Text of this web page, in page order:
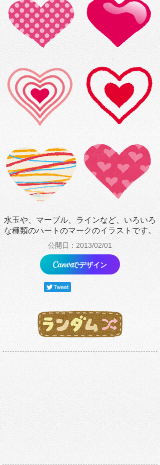
水玉や、マーブル、ラインなど、いろいろ
な種類のハートのマークのイラストです。
公開日：2013/02/01
でデザイン